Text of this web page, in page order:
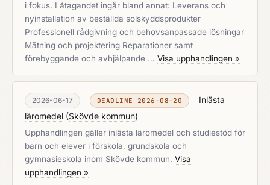
i fokus. I åtagandet ingår bland annat: Leverans och
nyinstallation av beställda solskyddsprodukter
Professionell rådgivning och behovsanpassade lösningar
Mätning och projektering Reparationer samt
förebyggande och avhjälpande … Visa upphandlingen »
2026-06-17 DEADLINE 2026-08-20
Inlästa
läromedel (Skövde kommun)
Upphandlingen gäller inlästa läromedel och studiestöd för
barn och elever i förskola, grundskola och
gymnasieskola inom Skövde kommun. Visa
upphandlingen »